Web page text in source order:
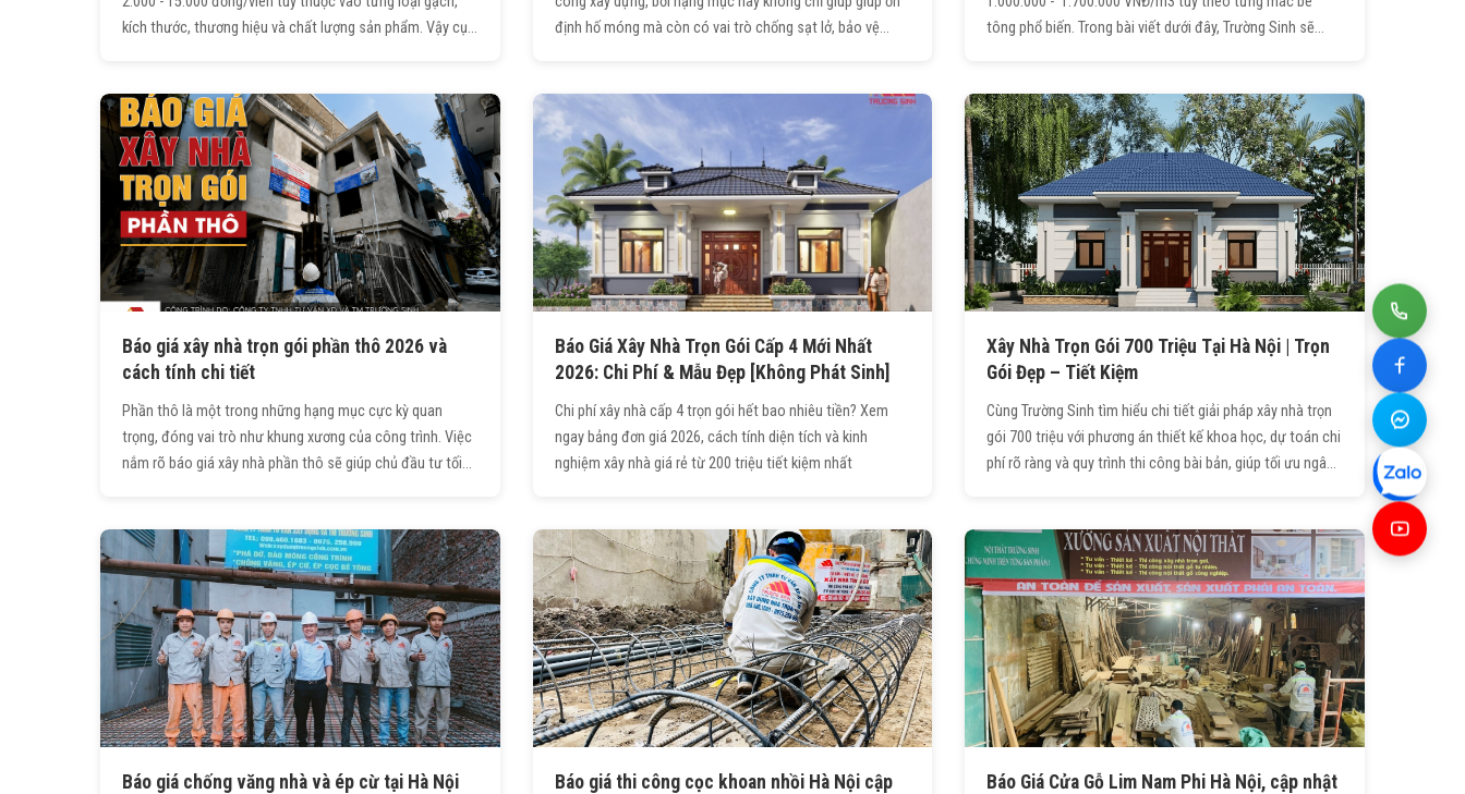
kích thước, thương hiệu và chất lượng sản phẩm. Vậy cụ
tiết trong bài viết dưới đây.
định hố móng mà còn có vai trò chống sạt lở, bảo vệ
hàng/bạn đọc báo giá ép cừ đầy đủ, chi tiết được cập
nhật mới nhất!
tông phổ biến. Trong bài viết dưới đây, Trường Sinh sẽ
bê tông tươi chất lượng.
Báo giá xây nhà trọn gói phần thô 2026 và
cách tính chi tiết
Phần thô là một trong những hạng mục cực kỳ quan
trọng, đóng vai trò như khung xương của công trình. Việc
nắm rõ báo giá xây nhà phần thô sẽ giúp chủ đầu tư tối
xây nhà phần thô mới nhất, đồng thời hướng dẫn cách
tính diện tích xây phần thô chi tiết.
Báo Giá Xây Nhà Trọn Gói Cấp 4 Mới Nhất
2026: Chi Phí & Mẫu Đẹp [Không Phát Sinh]
Chi phí xây nhà cấp 4 trọn gói hết bao nhiêu tiền? Xem
ngay bảng đơn giá 2026, cách tính diện tích và kinh
nghiệm xây nhà giá rẻ từ 200 triệu tiết kiệm nhất
Xây Nhà Trọn Gói 700 Triệu Tại Hà Nội | Trọn
Gói Đẹp – Tiết Kiệm
Cùng Trường Sinh tìm hiểu chi tiết giải pháp xây nhà trọn
gói 700 triệu với phương án thiết kế khoa học, dự toán chi
phí rõ ràng và quy trình thi công bài bản, giúp tối ưu ngân
Báo giá chống văng nhà và ép cừ tại Hà Nội
Báo giá thi công cọc khoan nhồi Hà Nội cập
Báo Giá Cửa Gỗ Lim Nam Phi Hà Nội, cập nhật